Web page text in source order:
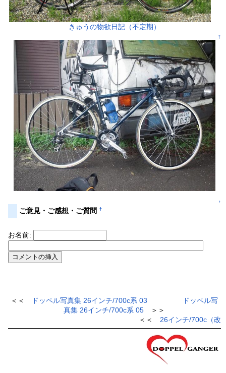
きゅうの物欲日記（不定期）
†
↑
ご意見・ご感想・ご質問 †
お名前:
＜＜ ドッペル写真集 26インチ/700c系 03
ドッペル写
真集 26インチ/700c系 05 ＞＞
＜＜ 26インチ/700c（改